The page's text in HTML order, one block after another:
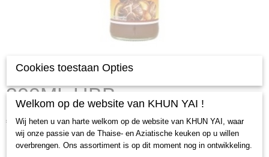
Soja saus light Mushroom -
300ML HBB
€ 2,70 (inclusief btw 9%)
Op voorraad- Levertijd 2 werkdagen
Cookies toestaan Opties
Welkom op de website van KHUN YAI !
Wij heten u van harte welkom op de website van KHUN YAI, waar
wij onze passie van de Thaise- en Aziatische keuken op u willen
overbrengen. Ons assortiment is op dit moment nog in ontwikkeling.